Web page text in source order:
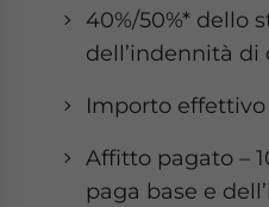
40%/50%* dello
dell’indennità di
Importo
Affitto pagato –
paga base e